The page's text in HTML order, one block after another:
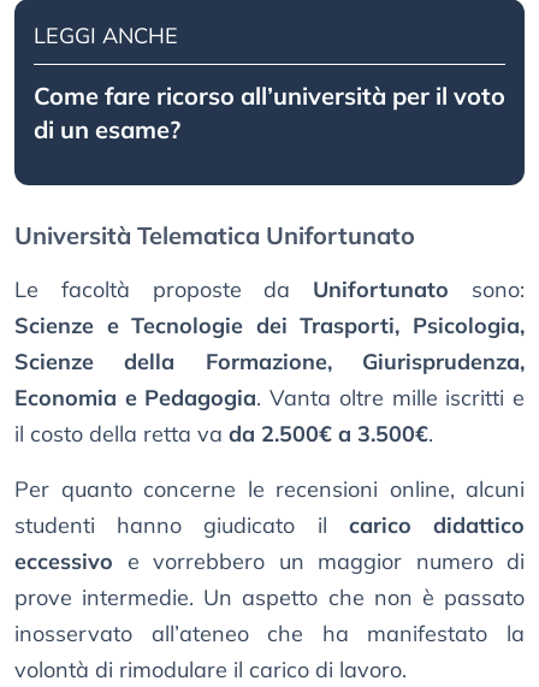
LEGGI ANCHE
Come fare ricorso all’università per il voto
di un esame?
Università Telematica Unifortunato
Le facoltà proposte da Unifortunato sono:
Scienze e Tecnologie dei Trasporti, Psicologia,
Scienze della Formazione, Giurisprudenza,
Economia e Pedagogia. Vanta oltre mille iscritti e
il costo della retta va da 2.500€ a 3.500€.
Per quanto concerne le recensioni online, alcuni
studenti hanno giudicato il carico didattico
eccessivo e vorrebbero un maggior numero di
prove intermedie. Un aspetto che non è passato
inosservato all’ateneo che ha manifestato la
volontà di rimodulare il carico di lavoro.